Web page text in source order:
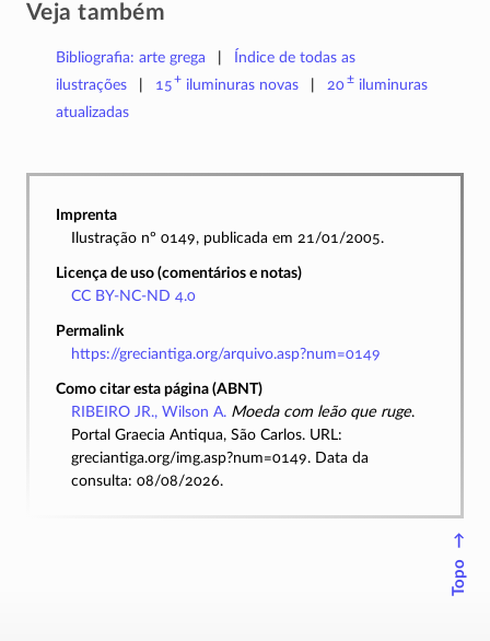
Veja também
Bibliografia: arte grega
Índice de todas as
ilustrações
15+ iluminuras novas 20±iluminuras
atualizadas
Imprenta
Ilustração nº 0149, publicada em 21/01/2005.
Licença de uso (comentários e notas)
CC BY-NC-ND 4.0
Permalink
https://greciantiga.org/arquivo.asp?num=0149
Como citar esta página (ABNT)
RIBEIRO JR., Wilson A. Moeda com leão que ruge.
Portal Graecia Antiqua, São Carlos. URL:
greciantiga.org/img.asp?num=0149. Data da
consulta: 08/08/2026.
↑
Topo